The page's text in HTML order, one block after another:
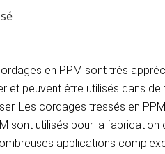
en PPM sont très
peuvent être utilisés dans
Les cordages tressés en
utilisés pour la
applications